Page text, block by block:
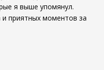
я выше упомянул.
и приятных моментов за